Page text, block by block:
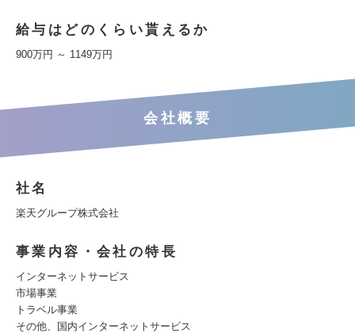
給与はどのくらい貰えるか
900万円 ～ 1149万円
会社概要
社名
楽天グループ株式会社
事業内容・会社の特長
インターネットサービス
市場事業
トラベル事業
その他、国内インターネットサービス